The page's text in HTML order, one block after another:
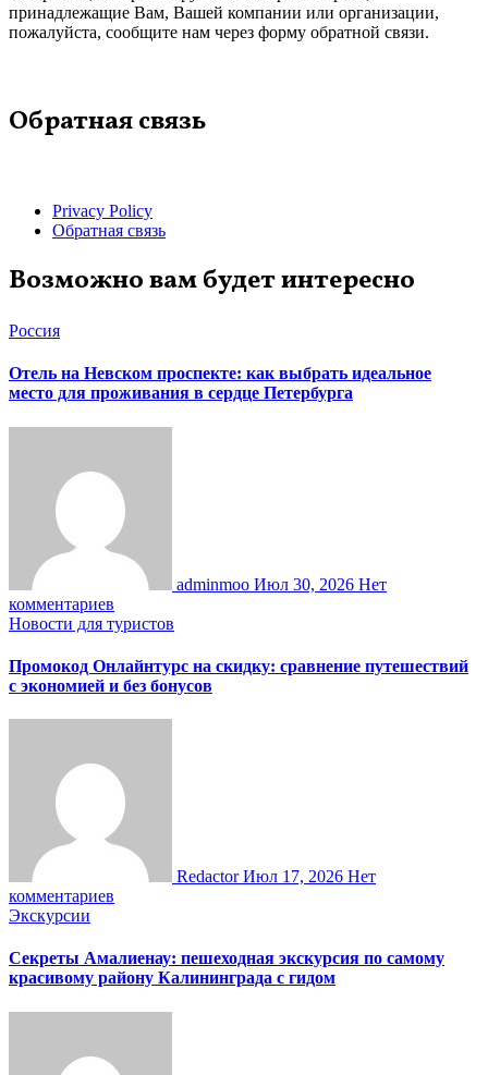
принадлежащие Вам, Вашей компании или организации,
пожалуйста, сообщите нам через форму обратной связи.
Обратная связь
Privacy Policy
Обратная связь
Возможно вам будет интересно
Россия
Отель на Невском проспекте: как выбрать идеальное
место для проживания в сердце Петербурга
adminmoo Июл 30, 2026 Нет
комментариев
Новости для туристов
Промокод Онлайнтурс на скидку: сравнение путешествий
с экономией и без бонусов
RedactorИюл 17, 2026 Нет
комментариев
Экскурсии
Секреты Амалиенау: пешеходная экскурсия по самому
красивому району Калининграда с гидом